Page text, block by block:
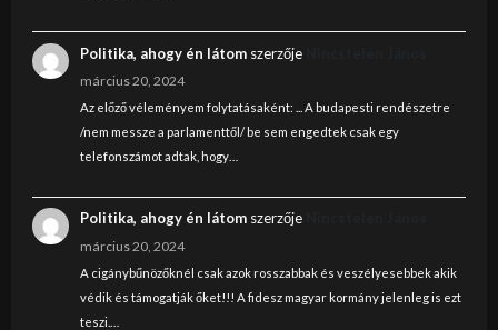
Politika, ahogy én látomszerzője
március 20, 2024
Az előző véleményem folytatásaként: ... A budapesti rendészetre
/nem messze a parlamenttől/ be sem engedtek csak egy
telefonszámot adtak, hogy…
Politika, ahogy én látomszerzője
március 20, 2024
A cigánybűnözőknél csak azok rosszabbak és veszélyesebbek akik
védik és támogatják őket!!! A fidesz magyar kormány jelenleg is ezt
teszi.…